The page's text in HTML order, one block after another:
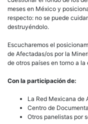
meses en México y
respecto: no se puede
destruyéndolo.
Escucharemos el
de Afectadas/os por la
de otros países en torno a
Con la participación de:
La Red Mexicana de
Centro de
Otros panelistas por